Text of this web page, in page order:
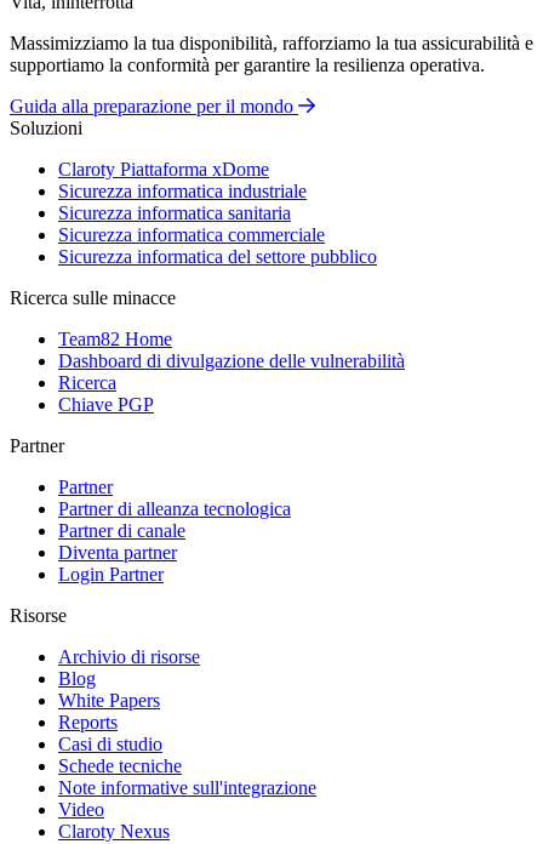
Massimizziamo la tua disponibilità, rafforziamo la tua assicurabilità e
supportiamo la conformità per garantire la resilienza operativa.
Guida alla preparazione per il mondo
Soluzioni
Claroty Piattaforma xDome
Sicurezza informatica industriale
Sicurezza informatica sanitaria
Sicurezza informatica commerciale
Sicurezza informatica del settore pubblico
Ricerca sulle minacce
Team82 Home
Dashboard di divulgazione delle vulnerabilità
Ricerca
Chiave PGP
Partner
Partner
Partner di alleanza tecnologica
Partner di canale
Diventa partner
Login Partner
Risorse
Archivio di risorse
Blog
White Papers
Reports
Casi di studio
Schede tecniche
Note informative sull'integrazione
Video
Claroty Nexus